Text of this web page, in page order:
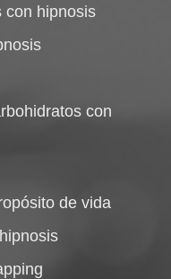
con hipnosis
con
de vida